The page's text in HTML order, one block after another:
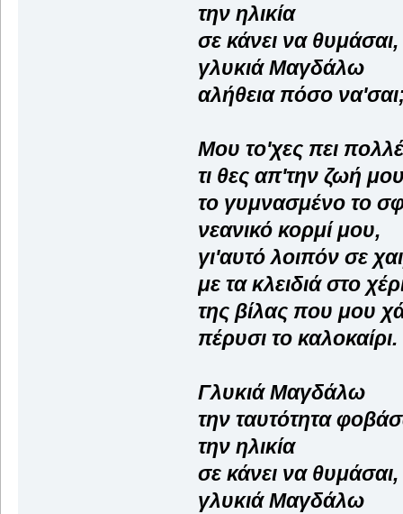
την ηλικία
σε κάνει να θυμάσαι,
γλυκιά Μαγδάλω
αλήθεια πόσο
Μου το'χες πει
τι θες απ'την ζωή
το γυμνασμένο το
νεανικό κορμί μου,
γι'αυτό λοιπόν σε
με τα κλειδιά στο
της βίλας που μου
πέρυσι το καλοκαίρι.
Γλυκιά Μαγδάλω
την ταυτότητα
την ηλικία
σε κάνει να θυμάσαι,
γλυκιά Μαγδάλω